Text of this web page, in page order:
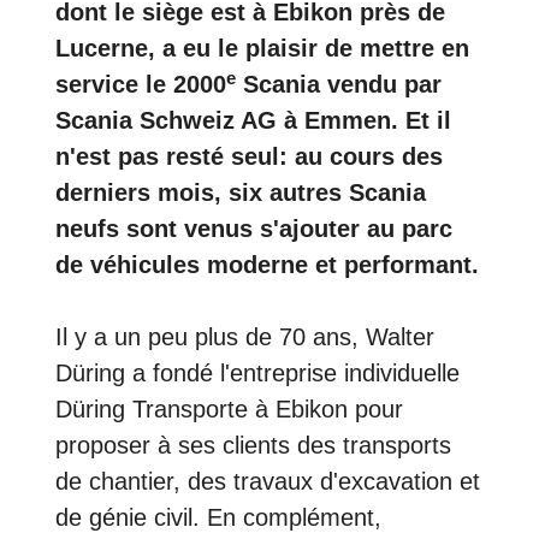
dont le siège est à Ebikon près de
Lucerne, a eu le plaisir de mettre en
service le 2000e Scania vendu par
Scania Schweiz AG à Emmen. Et il
n'est pas resté seul: au cours des
derniers mois, six autres Scania
neufs sont venus s'ajouter au parc
de véhicules moderne et performant.
Il y a un peu plus de 70 ans, Walter
Düring a fondé l'entreprise individuelle
Düring Transporte à Ebikon pour
proposer à ses clients des transports
de chantier, des travaux d'excavation et
de génie civil. En complément,